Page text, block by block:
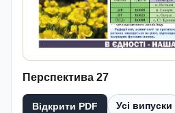
Перспектива 27
Відкрити PDF Усі випуски